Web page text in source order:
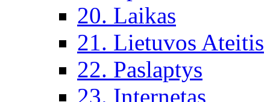
20. Laikas
21. Lietuvos Ateitis
22. Paslaptys
23. Internetas